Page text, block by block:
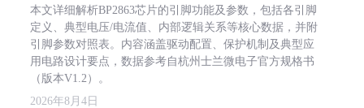
本文详细解析BP2863芯片的引脚功能及参数，包括各引脚
定义、典型电压/电流值、内部逻辑关系等核心数据，并附
引脚参数对照表。内容涵盖驱动配置、保护机制及典型应
用电路设计要点，数据参考自杭州士兰微电子官方规格书
（版本V1.2）。
2026年8月4日